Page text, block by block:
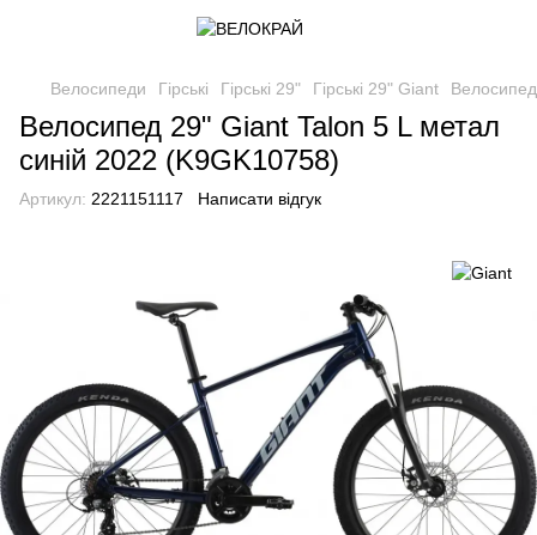
Велосипеди Гірські Гірські 29" Гірські 29" Giant
Велосипед 29" Giant Talon 5 L метал
синій 2022 (K9GK10758)
Артикул: 2221151117 Написати відгук